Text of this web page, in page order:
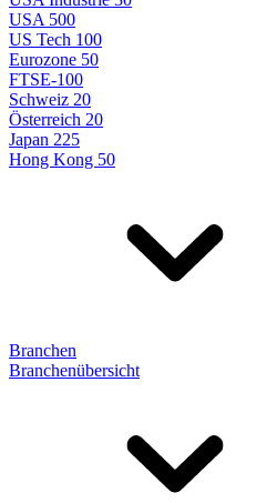
USA 500
US Tech 100
Eurozone 50
FTSE-100
Schweiz 20
Österreich 20
Japan 225
Hong Kong 50
Branchen
Branchenübersicht